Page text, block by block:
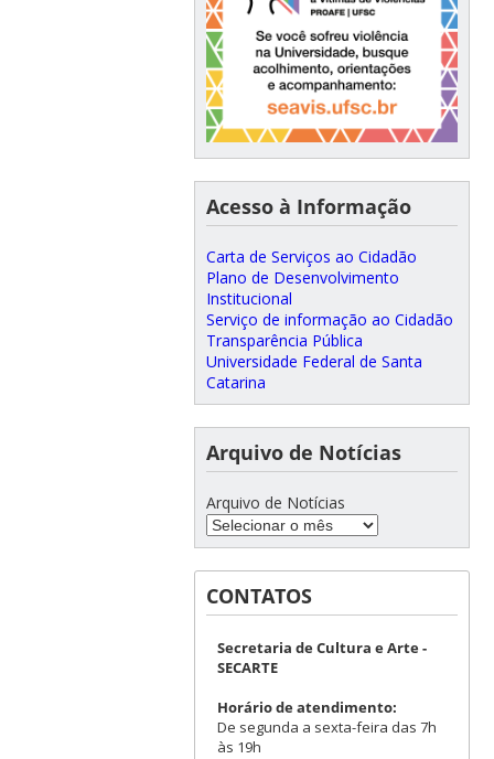
Acesso à Informação
Carta de Serviços ao Cidadão
Plano de Desenvolvimento
Institucional
Serviço de informação ao Cidadão
Transparência Pública
Universidade Federal de Santa
Catarina
Arquivo de Notícias
Arquivo de Notícias
CONTATOS
Secretaria de Cultura e Arte -
SECARTE
Horário de atendimento:
De segunda a sexta-feira das 7h
às 19h